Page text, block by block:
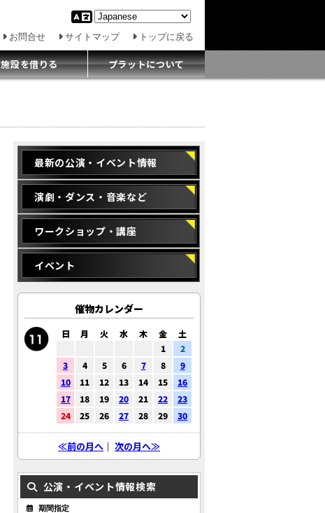
お問合せ サイトマップ トップに戻る
施設を借りる プラットについて
最新の公演・イベント情報
演劇・ダンス・音楽など
ワークショップ・講座
イベント
催物カレンダー
日 月 火 水 木 金
土
1
2
3
4 5 6 7 8
9
10
11 12 13 14 15
16
17
18 19 20 21 22
23
24
25 26 27 28 29 30
≪前の月へ ｜ 次の月へ≫
公演・イベント情報検索
期間指定